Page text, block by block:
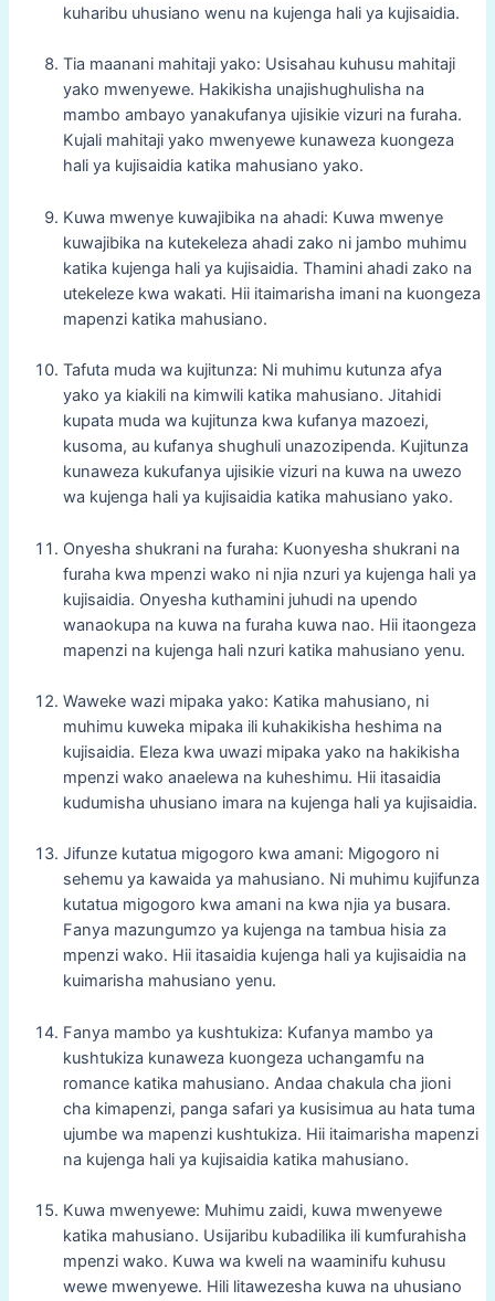
kuharibu uhusiano wenu na kujenga hali ya kujisaidia.
Tia maanani mahitaji yako: Usisahau kuhusu mahitaji
yako mwenyewe. Hakikisha unajishughulisha na
mambo ambayo yanakufanya ujisikie vizuri na furaha.
Kujali mahitaji yako mwenyewe kunaweza kuongeza
hali ya kujisaidia katika mahusiano yako.
Kuwa mwenye kuwajibika na ahadi: Kuwa mwenye
kuwajibika na kutekeleza ahadi zako ni jambo muhimu
katika kujenga hali ya kujisaidia. Thamini ahadi zako na
utekeleze kwa wakati. Hii itaimarisha imani na kuongeza
mapenzi katika mahusiano.
Tafuta muda wa kujitunza: Ni muhimu kutunza afya
yako ya kiakili na kimwili katika mahusiano. Jitahidi
kupata muda wa kujitunza kwa kufanya mazoezi,
kusoma, au kufanya shughuli unazozipenda. Kujitunza
kunaweza kukufanya ujisikie vizuri na kuwa na uwezo
wa kujenga hali ya kujisaidia katika mahusiano yako.
Onyesha shukrani na furaha: Kuonyesha shukrani na
furaha kwa mpenzi wako ni njia nzuri ya kujenga hali ya
kujisaidia. Onyesha kuthamini juhudi na upendo
wanaokupa na kuwa na furaha kuwa nao. Hii itaongeza
mapenzi na kujenga hali nzuri katika mahusiano yenu.
Waweke wazi mipaka yako: Katika mahusiano, ni
muhimu kuweka mipaka ili kuhakikisha heshima na
kujisaidia. Eleza kwa uwazi mipaka yako na hakikisha
mpenzi wako anaelewa na kuheshimu. Hii itasaidia
kudumisha uhusiano imara na kujenga hali ya kujisaidia.
Jifunze kutatua migogoro kwa amani: Migogoro ni
sehemu ya kawaida ya mahusiano. Ni muhimu kujifunza
kutatua migogoro kwa amani na kwa njia ya busara.
Fanya mazungumzo ya kujenga na tambua hisia za
mpenzi wako. Hii itasaidia kujenga hali ya kujisaidia na
kuimarisha mahusiano yenu.
Fanya mambo ya kushtukiza: Kufanya mambo ya
kushtukiza kunaweza kuongeza uchangamfu na
romance katika mahusiano. Andaa chakula cha jioni
cha kimapenzi, panga safari ya kusisimua au hata tuma
ujumbe wa mapenzi kushtukiza. Hii itaimarisha mapenzi
na kujenga hali ya kujisaidia katika mahusiano.
Kuwa mwenyewe: Muhimu zaidi, kuwa mwenyewe
katika mahusiano. Usijaribu kubadilika ili kumfurahisha
mpenzi wako. Kuwa wa kweli na waaminifu kuhusu
wewe mwenyewe. Hili litawezesha kuwa na uhusiano